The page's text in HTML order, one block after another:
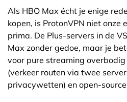
Als HBO Max écht je enige
kopen, is ProtonVPN niet onze
prima. De Plus-servers in de
Max zonder gedoe, maar je
voor pure streaming overbodig
(verkeer routen via twee
privacywetten) en open-